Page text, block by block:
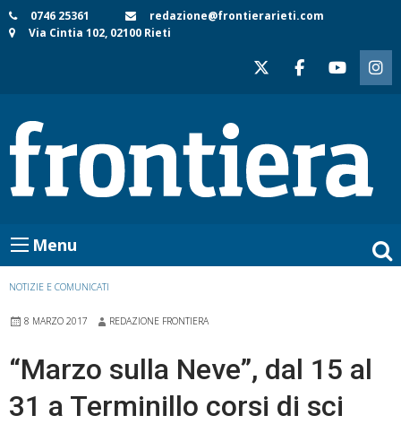
Skip
to
0746 25361
redazione@frontierarieti.com
Via Cintia 102, 02100 Rieti
Menu
NOTIZIE E COMUNICATI
8 MARZO 2017 REDAZIONE FRONTIERA
“Marzo sulla Neve”, dal 15 al
31 a Terminillo corsi di sci